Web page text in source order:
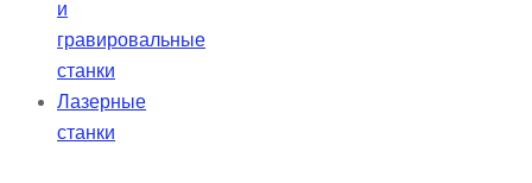
и
гравировальные
станки
Лазерные
станки